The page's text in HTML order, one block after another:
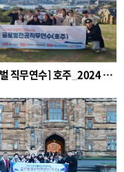
[글로벌 직무연수] 호주_2024 하계 글로벌 전공직무연수